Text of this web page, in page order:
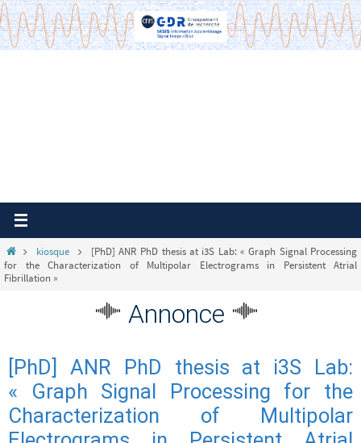
Passer
vers
le
Homekiosque
[PhD] ANR PhD thesis at i3S Lab: « Graph Signal Processing
for the Characterization of Multipolar Electrograms in Persistent Atrial
Fibrillation »
Annonce
[PhD] ANR PhD thesis at i3S Lab:
« Graph Signal Processing for the
Characterization of Multipolar